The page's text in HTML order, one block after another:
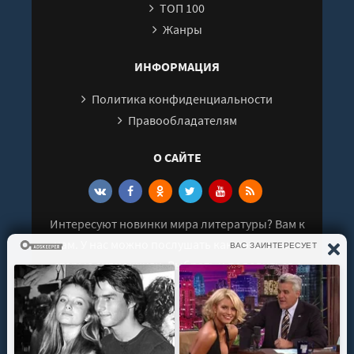
ТОП 100
Жанры
ИНФОРМАЦИЯ
Политика конфиденциальности
Правообладателям
О САЙТЕ
Интересуют новинки мира литературы? Вам к
нам. У нас можно послушать как новые так и
старые аудиокниги. Выбрать и поделиться с
друзьями лучшими аудиокнигами!